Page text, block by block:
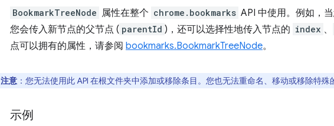
BookmarkTreeNode 属性在整个 chrome.bookmarks API 中使用。例如，
您会传入新节点的父节点 ( parentId )，还可以选择性地传入节点的 index 、
点可以拥有的属性，请参阅 bookmarks.BookmarkTreeNode。
注意 ：您无法使用此 API 在根文件夹中添加或移除条目。您也无法重命名、移动或移除特殊
示例